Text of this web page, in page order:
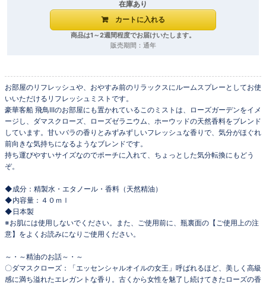
在庫あり
商品は1～2週間程度でお届けいたします。
販売期間：通年
お部屋のリフレッシュや、おやすみ前のリラックスにルームスプレーとしてお使
いいただけるリフレッシュミストです。
豪華客船 飛鳥IIIのお部屋にも置かれているこのミストは、ローズガーデンをイメ
ージし、ダマスクローズ、ローズゼラニウム、ホーウッドの天然香料をブレンド
しています。甘いバラの香りとみずみずしいフレッシュな香りで、気分がほぐれ
前向きな気持ちになるようなブレンドです。
持ち運びやすいサイズなのでポーチに入れて、ちょっとした気分転換にもどう
ぞ。
◆成分：精製水・エタノール・香料（天然精油）
◆内容量：４０ｍｌ
◆日本製
※お肌には使用しないでください。また、ご使用前に、瓶裏面の【ご使用上の注
意】をよくお読みになりご使用ください。
～・～精油のお話～・～
〇ダマスクローズ：「エッセンシャルオイルの女王」呼ばれるほど、美しく高級
感に満ち溢れたエレガントな香り。古くから女性を魅了し続けてきたローズの香